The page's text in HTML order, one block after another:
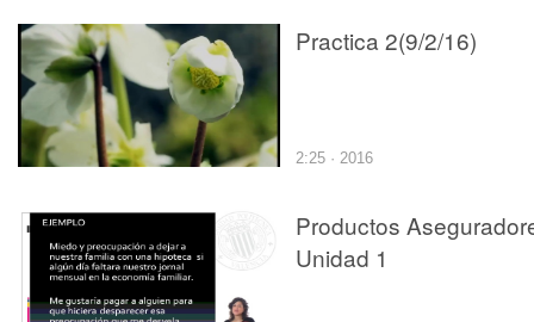
Practica 2(9/2/16)
2:25 · 2016
Productos
Unidad 1